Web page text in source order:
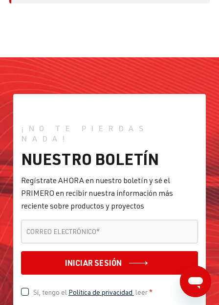
¡NO TE PIERDAS
NADA!
NUESTRO BOLETÍN
Regístrate AHORA en nuestro boletín y sé el
PRIMERO en recibir nuestra información más
reciente sobre productos y proyectos
CORREO ELECTRÓNICO*
INICIAR SESIÓN
Sí, tengo el Política de privacidad leer*